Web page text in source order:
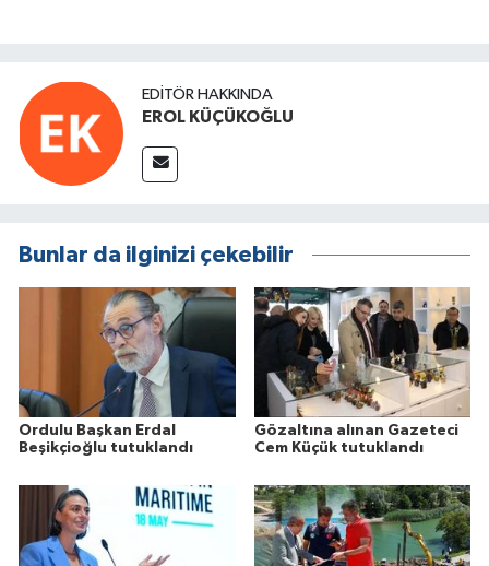
EDITÖR HAKKINDA
EROL KÜÇÜKOĞLU
Bunlar da ilginizi çekebilir
Ordulu Başkan Erdal
Beşikçioğlu tutuklandı
Gözaltına alınan Gazeteci
Cem Küçük tutuklandı